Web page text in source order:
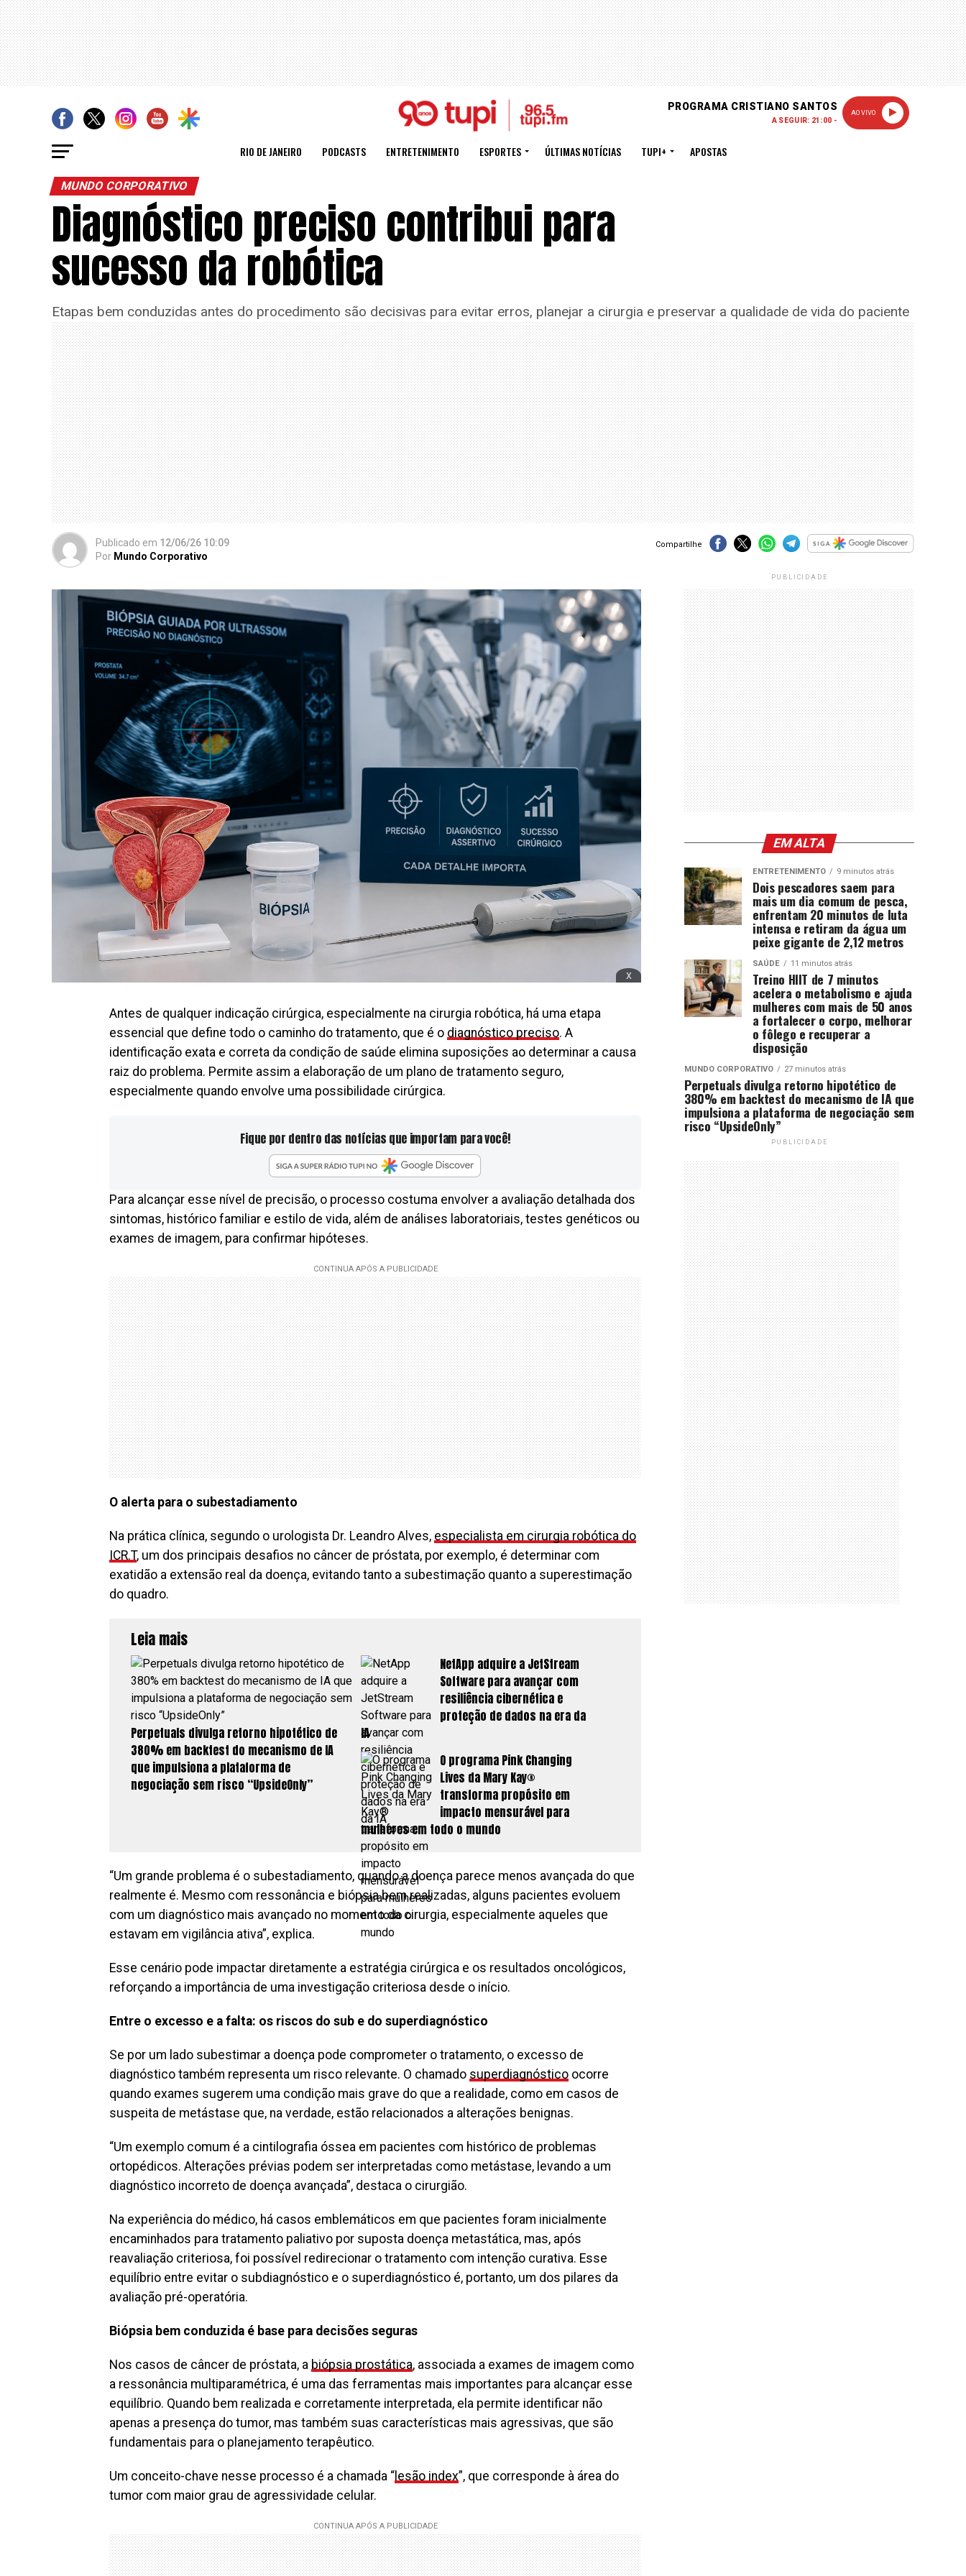
PROGRAMA CRISTIANO SANTOS
A SEGUIR: 21:00 -
AO VIVO
RIO DE JANEIRO PODCASTS ENTRETENIMENTO ESPORTES ÚLTIMAS NOTÍCIAS TUPI+ APOSTAS
MUNDO CORPORATIVO
Diagnóstico preciso contribui para
sucesso da robótica
Etapas bem conduzidas antes do procedimento são decisivas para evitar erros, planejar a cirurgia e preservar a qualidade de vida do paciente
Publicado em 12/06/26 10:09
Por Mundo Corporativo
Compartilhe
x
Antes de qualquer indicação cirúrgica, especialmente na cirurgia robótica, há uma etapa
essencial que define todo o caminho do tratamento, que é o diagnóstico preciso. A
identificação exata e correta da condição de saúde elimina suposições ao determinar a causa
raiz do problema. Permite assim a elaboração de um plano de tratamento seguro,
especialmente quando envolve uma possibilidade cirúrgica.
Fique por dentro das notícias que importam para você!
Para alcançar esse nível de precisão, o processo costuma envolver a avaliação detalhada dos
sintomas, histórico familiar e estilo de vida, além de análises laboratoriais, testes genéticos ou
exames de imagem, para confirmar hipóteses.
O alerta para o subestadiamento
Na prática clínica, segundo o urologista Dr. Leandro Alves, especialista em cirurgia robótica do
ICR.T, um dos principais desafios no câncer de próstata, por exemplo, é determinar com
exatidão a extensão real da doença, evitando tanto a subestimação quanto a superestimação
do quadro.
Leia mais
Perpetuals divulga retorno hipotético de
380% em backtest do mecanismo de IA
que impulsiona a plataforma de
negociação sem risco “UpsideOnly”
NetApp adquire a JetStream
Software para avançar com
resiliência cibernética e
proteção de dados na era da
IA
O programa Pink Changing
Lives da Mary Kay®
transforma propósito em
impacto mensurável para
mulheres em todo o mundo
“Um grande problema é o subestadiamento, quando a doença parece menos avançada do que
realmente é. Mesmo com ressonância e biópsia bem realizadas, alguns pacientes evoluem
com um diagnóstico mais avançado no momento da cirurgia, especialmente aqueles que
estavam em vigilância ativa”, explica.
Esse cenário pode impactar diretamente a estratégia cirúrgica e os resultados oncológicos,
reforçando a importância de uma investigação criteriosa desde o início.
Entre o excesso e a falta: os riscos do sub e do superdiagnóstico
Se por um lado subestimar a doença pode comprometer o tratamento, o excesso de
diagnóstico também representa um risco relevante. O chamado superdiagnóstico ocorre
quando exames sugerem uma condição mais grave do que a realidade, como em casos de
suspeita de metástase que, na verdade, estão relacionados a alterações benignas.
“Um exemplo comum é a cintilografia óssea em pacientes com histórico de problemas
ortopédicos. Alterações prévias podem ser interpretadas como metástase, levando a um
diagnóstico incorreto de doença avançada”, destaca o cirurgião.
Na experiência do médico, há casos emblemáticos em que pacientes foram inicialmente
encaminhados para tratamento paliativo por suposta doença metastática, mas, após
reavaliação criteriosa, foi possível redirecionar o tratamento com intenção curativa. Esse
equilíbrio entre evitar o subdiagnóstico e o superdiagnóstico é, portanto, um dos pilares da
avaliação pré-operatória.
Biópsia bem conduzida é base para decisões seguras
Nos casos de câncer de próstata, a biópsia prostática, associada a exames de imagem como
a ressonância multiparamétrica, é uma das ferramentas mais importantes para alcançar esse
equilíbrio. Quando bem realizada e corretamente interpretada, ela permite identificar não
apenas a presença do tumor, mas também suas características mais agressivas, que são
fundamentais para o planejamento terapêutico.
Um conceito-chave nesse processo é a chamada “ lesão index”, que corresponde à área do
tumor com maior grau de agressividade celular.
PUBLICIDADE
EM ALTA
ENTRETENIMENTO 9 minutos atrás
Dois pescadores saem para
mais um dia comum de pesca,
enfrentam 20 minutos de luta
intensa e retiram da água um
peixe gigante de 2,12 metros
SAÚDE 11 minutos atrás
Treino HIIT de 7 minutos
acelera o metabolismo e ajuda
mulheres com mais de 50 anos
a fortalecer o corpo, melhorar
o fôlego e recuperar a
disposição
MUNDO CORPORATIVO 27 minutos atrás
Perpetuals divulga retorno hipotético de
380% em backtest do mecanismo de IA que
impulsiona a plataforma de negociação sem
risco “UpsideOnly”
PUBLICIDADE